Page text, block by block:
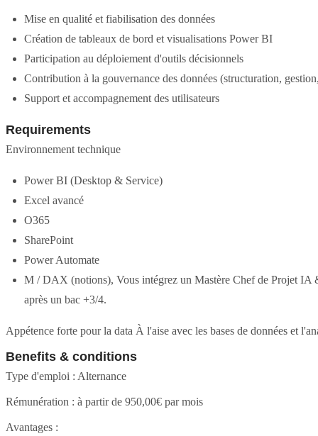
Mise en qualité et fiabilisation des données
Création de tableaux de bord et visualisations Power BI
Participation au déploiement d'outils décisionnels
Contribution à la gouvernance des données (structuration,
Support et accompagnement des utilisateurs
Requirements
Environnement technique
Power BI (Desktop & Service)
Excel avancé
O365
SharePoint
Power Automate
M / DAX (notions), Vous intégrez un Mastère Chef de Projet
après un bac +3/4.
Appétence forte pour la data À l'aise avec les bases de données et
Benefits & conditions
Type d'emploi : Alternance
Rémunération : à partir de 950,00€ par mois
Avantages :